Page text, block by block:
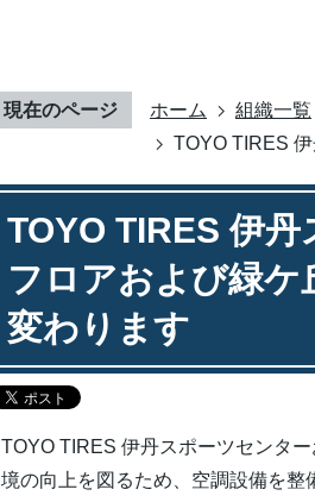
現在のページ ホーム 組織一覧
TOYO TIRES
TOYO TIRES 伊
フロアおよび緑ケ
変わります
TOYO TIRES 伊丹スポーツセンタ
境の向上を図るため、空調設備を